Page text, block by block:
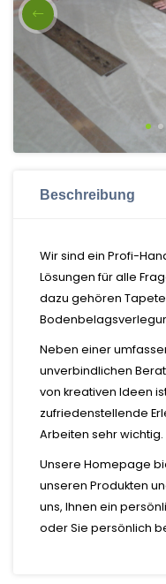
Beschreibung
Wir sind ein Profi-
Lösungen für alle
dazu gehören
Neben einer
unverbindlichen
von kreativen Ideen
zufriedenstellende
Arbeiten sehr wichtig.
Unsere Homepage
unseren Produkten
uns, Ihnen ein
oder Sie persönlich